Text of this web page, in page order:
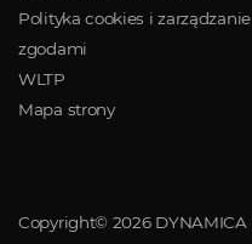
Polityka cookies i zarządzanie
zgodami
WLTP
Mapa strony
Copyright© 2026 DYNAMICA